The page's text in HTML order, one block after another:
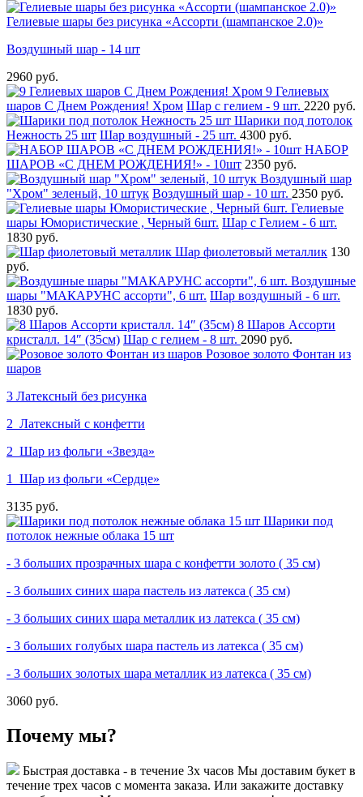
Гелиевые шары без рисунка «Ассорти (шампанское 2.0)»
Воздушный шар - 14 шт
2960 руб.
9 Гелиевых
шаров С Днем Рождения! Хром Шар с гелием - 9 шт. 2220 руб.
Шарики под потолок
Нежность 25 шт Шар воздушный - 25 шт. 4300 руб.
НАБОР
ШАРОВ «С ДНЕМ РОЖДЕНИЯ!» - 10шт 2350 руб.
Воздушный шар
"Хром" зеленый, 10 штук Воздушный шар - 10 шт. 2350 руб.
Гелиевые
шары Юмористические , Черный 6шт. Шар с Гелием - 6 шт.
1830 руб.
Шар фиолетовый металлик 130
руб.
Воздушные
шары "МАКАРУНС ассорти", 6 шт. Шар воздушный - 6 шт.
1830 руб.
8 Шаров Ассорти
кристалл. 14″ (35см) Шар с гелием - 8 шт. 2090 руб.
Розовое золото Фонтан из
шаров
3 Латексный без рисунка
2 Латексный с конфетти
2 Шар из фольги «Звезда»
1 Шар из фольги «Сердце»
3135 руб.
Шарики под
потолок нежные облака 15 шт
- 3 больших прозрачных шара с конфетти золото ( 35 см)
- 3 больших синих шара пастель из латекса ( 35 см)
- 3 больших синих шара металлик из латекса ( 35 см)
- 3 больших голубых шара пастель из латекса ( 35 см)
- 3 больших золотых шара металлик из латекса ( 35 см)
3060 руб.
Почему мы?
Быстрая доставка - в течение 3х часов Мы доставим букет в
течение трех часов с момента заказа. Или закажите доставку